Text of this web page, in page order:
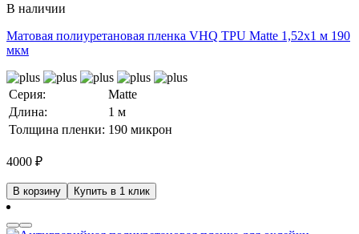
В наличии
Матовая полиуретановая пленка VHQ TPU Matte 1,52х1 м 190
мкм
Серия:
Matte
Длина:
1 м
Толщина пленки: 190 микрон
4000 ₽
В корзину Купить в 1 клик